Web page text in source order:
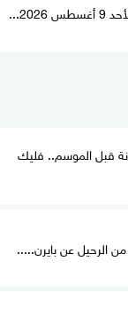
قبل الموسم.. فليك
الرحيل عن بايرن.....